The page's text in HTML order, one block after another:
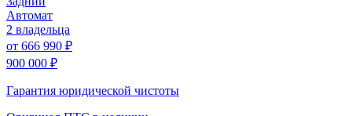
Автомат
2 владельца
от 666 990 ₽
900 000 ₽
Гарантия юридической чистоты